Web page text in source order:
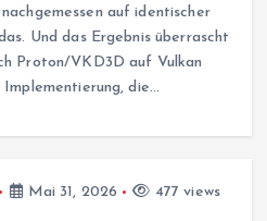
auf identischer
Und das Ergebnis überrascht
Proton/VKD3D auf Vulkan
die…
Mai 31, 2026 477 views